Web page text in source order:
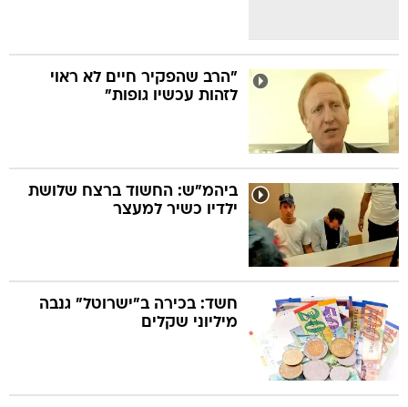
"הרב שהפקיר חיים לא ראוי
לזהות עכשיו גופות"
ביהמ"ש: החשוד ברצח שלושת
ילדיו כשיר למעצר
חשד: בכירה ב"ישרוטל" גנבה
מיליוני שקלים